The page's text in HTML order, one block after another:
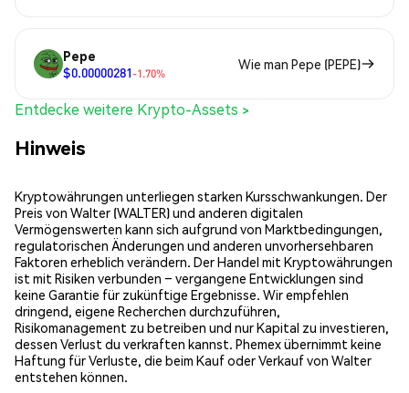
Pepe
$0.00000281-1.70%
Wie man Pepe (PEPE)
Entdecke weitere Krypto-Assets >
Hinweis
Kryptowährungen unterliegen starken Kursschwankungen. Der
Preis von Walter (WALTER) und anderen digitalen
Vermögenswerten kann sich aufgrund von Marktbedingungen,
regulatorischen Änderungen und anderen unvorhersehbaren
Faktoren erheblich verändern. Der Handel mit Kryptowährungen
ist mit Risiken verbunden – vergangene Entwicklungen sind
keine Garantie für zukünftige Ergebnisse. Wir empfehlen
dringend, eigene Recherchen durchzuführen,
Risikomanagement zu betreiben und nur Kapital zu investieren,
dessen Verlust du verkraften kannst. Phemex übernimmt keine
Haftung für Verluste, die beim Kauf oder Verkauf von Walter
entstehen können.